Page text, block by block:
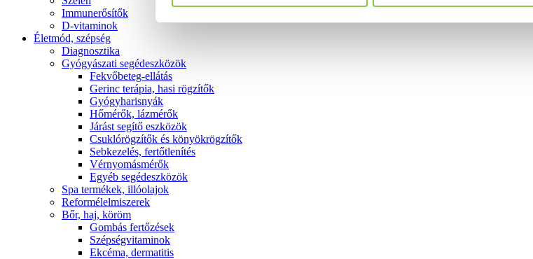
Immunerősítők
D-vitaminok
Életmód, szépség
Diagnosztika
Gyógyászati segédeszközök
Fekvőbeteg-ellátás
Gerinc terápia, hasi rögzítők
Gyógyharisnyák
Hőmérők, lázmérők
Járást segítő eszközök
Csuklórögzítők és könyökrögzítők
Sebkezelés, fertőtlenítés
Vérnyomásmérők
Egyéb segédeszközök
Spa termékek, illóolajok
Reformélelmiszerek
Bőr, haj, köröm
Gombás fertőzések
Szépségvitaminok
Ekcéma, dermatitis